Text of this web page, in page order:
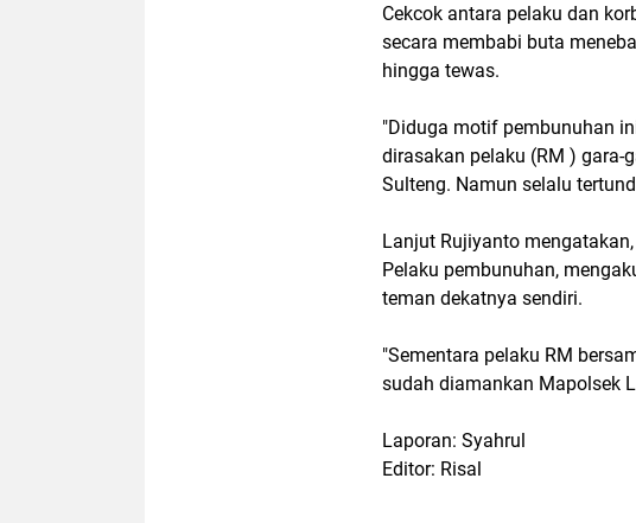
Cekcok antara pelaku dan
secara membabi buta
hingga tewas.
"Diduga motif pembunuhan
dirasakan pelaku (RM ) gara-
Sulteng. Namun selalu
Lanjut Rujiyanto
Pelaku pembunuhan,
teman dekatnya sendiri.
"Sementara pelaku RM
sudah diamankan Mapolsek
Laporan: Syahrul
Editor: Risal